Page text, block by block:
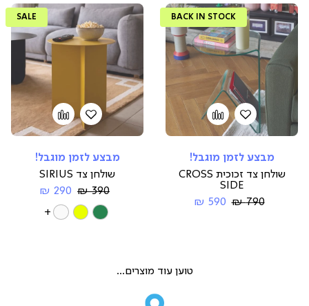
הוספה
למועדפים
Add
to
BACK IN STOCK
מבצע לזמן מוגבל!
שולחן צד זכוכית CROSS
SIDE
החל590 ₪
Regular790 ₪
הוספה
למועדפים
Add
to
SALE
מבצע לזמן מוגבל!
שולחן צד SIRIUS
החל290 ₪
Regular390 ₪
צבע
More
Colors